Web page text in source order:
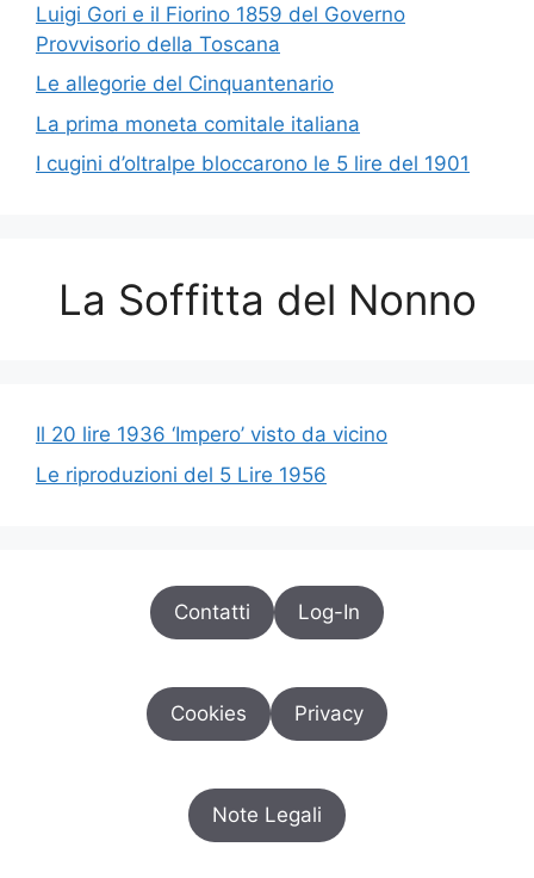
Luigi Gori e il Fiorino 1859 del Governo
Provvisorio della Toscana
Le allegorie del Cinquantenario
La prima moneta comitale italiana
I cugini d’oltralpe bloccarono le 5 lire del 1901
La Soffitta del Nonno
Il 20 lire 1936 ‘Impero’ visto da vicino
Le riproduzioni del 5 Lire 1956
Contatti Log-In
Cookies Privacy
Note Legali